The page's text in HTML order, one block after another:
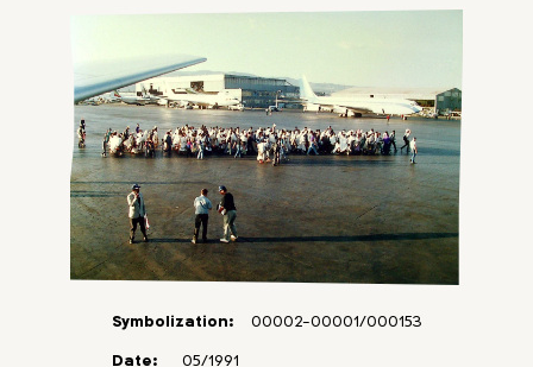
Symbolization:
00002-00001/000153
Date:
05/1991